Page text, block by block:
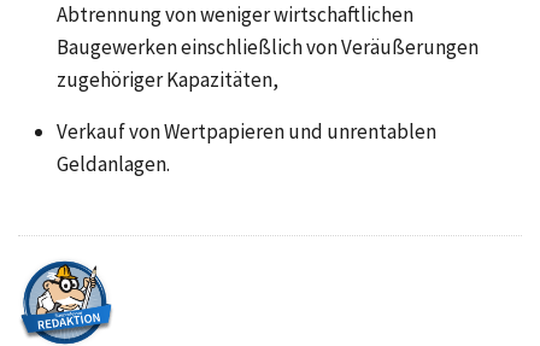
Abtrennung von weniger wirtschaftlichen
Baugewerken einschließlich von Veräußerungen
zugehöriger Kapazitäten,
Verkauf von Wertpapieren und unrentablen
Geldanlagen.